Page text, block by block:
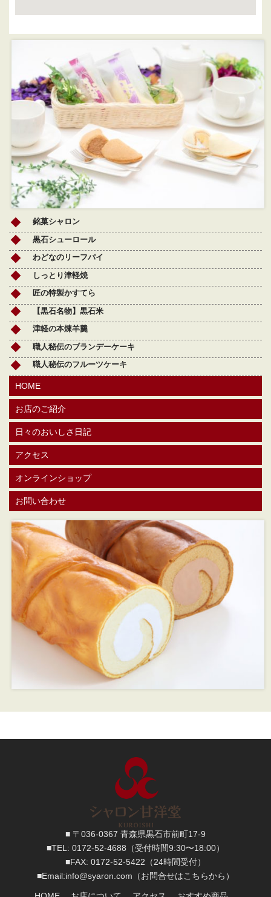
銘菓シャロン
黒石シューロール
わどなのリーフパイ
しっとり津軽焼
匠の特製かすてら
【黒石名物】黒石米
津軽の本煉羊羹
職人秘伝のブランデーケーキ
職人秘伝のフルーツケーキ
HOME
お店のご紹介
日々のおいしさ日記
アクセス
オンラインショップ
お問い合わせ
■ 〒036-0367 青森県黒石市前町17-9
■TEL: 0172-52-4688 （受付時間9:30〜18:00）
■FAX: 0172-52-5422 （24時間受付）
■Email:info@syaron.com （お問合せはこちらから）